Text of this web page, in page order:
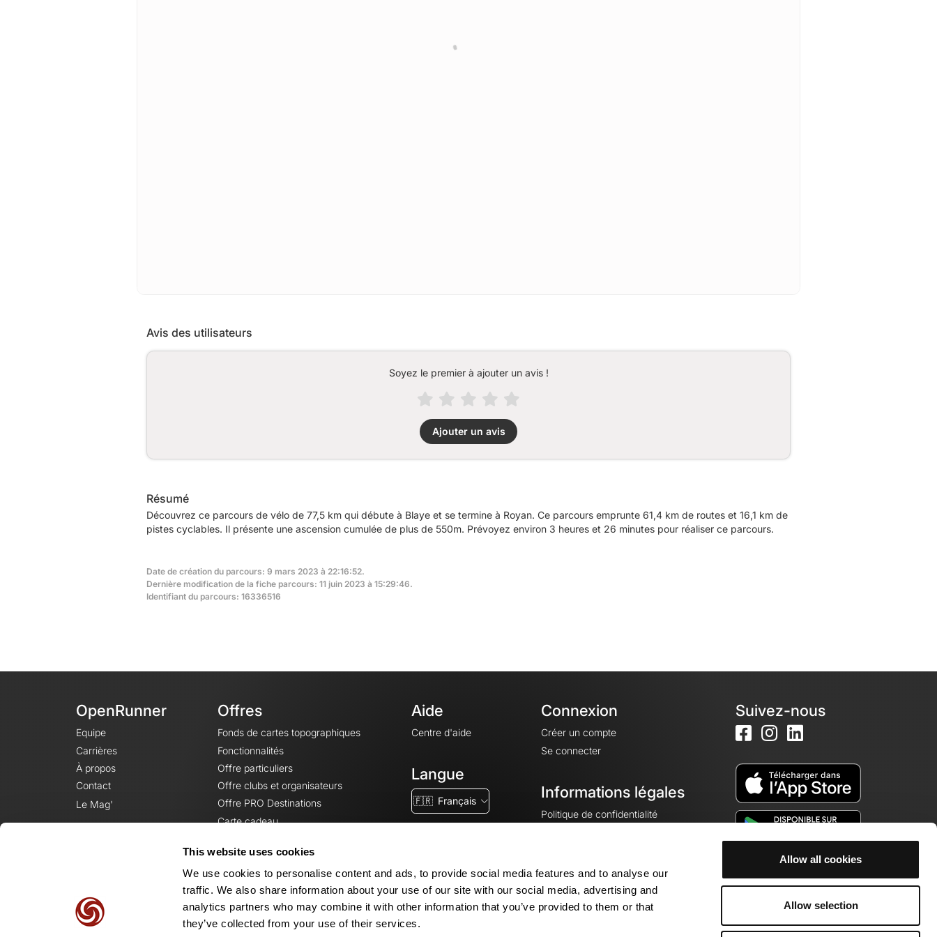
This website uses cookies
We use cookies to personalise content and ads, to provide social media features and to analyse our
traffic. We also share information about your use of our site with our social media, advertising and
analytics partners who may combine it with other information that you’ve provided to them or that
they’ve collected from your use of their services.
Allow all cookies
Allow selection
Avis des utilisateurs
Soyez le premier à ajouter un avis !
Ajouter un avis
Résumé
Découvrez ce parcours de vélo de 77,5 km qui débute à Blaye et se termine à Royan. Ce parcours emprunte 61,4 km de routes et 16,1 km de
pistes cyclables. Il présente une ascension cumulée de plus de 550m. Prévoyez environ 3 heures et 26 minutes pour réaliser ce parcours.
Date de création du parcours: 9 mars 2023 à 22:16:52.
Dernière modification de la fiche parcours: 11 juin 2023 à 15:29:46.
Identifiant du parcours: 16336516
OpenRunner
Equipe
Carrières
À propos
Contact
Le Mag'
Offres
Fonds de cartes topographiques
Fonctionnalités
Offre particuliers
Offre clubs et organisateurs
Offre PRO Destinations
Carte cadeau
Aide
Centre d'aide
Langue
🇫🇷 Français
Connexion
Créer un compte
Se connecter
Informations légales
Politique de confidentialité
Mentions légales
Paramètres des cookies
Suivez-nous